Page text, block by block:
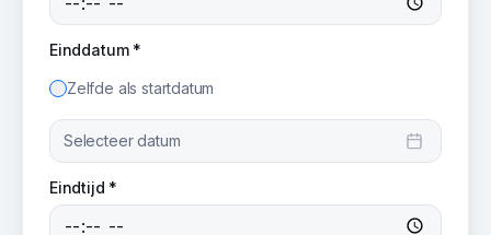
Einddatum *
Zelfde als startdatum
Selecteer datum
Eindtijd *